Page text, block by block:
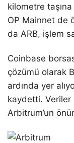
kilometre
OP Mainnet de
da ARB, işlem
Coinbase
çözümü olarak
ardında yer
kaydetti. Veriler
Arbitrum’un